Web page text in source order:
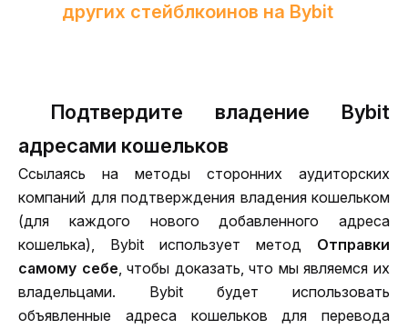
других стейблкоинов на Bybit
Подтвердите владение Bybit
адресами кошельков
Ссылаясь на методы сторонних аудиторских
компаний для подтверждения владения кошельком
(для каждого нового добавленного адреса
кошелька), Bybit использует метод Отправки
самому себе, чтобы доказать, что мы являемся их
владельцами. Bybit будет использовать
объявленные адреса кошельков для перевода